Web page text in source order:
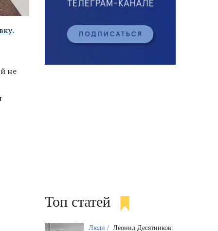
.
не
Топ статей
Люди / Леонид Десятников: